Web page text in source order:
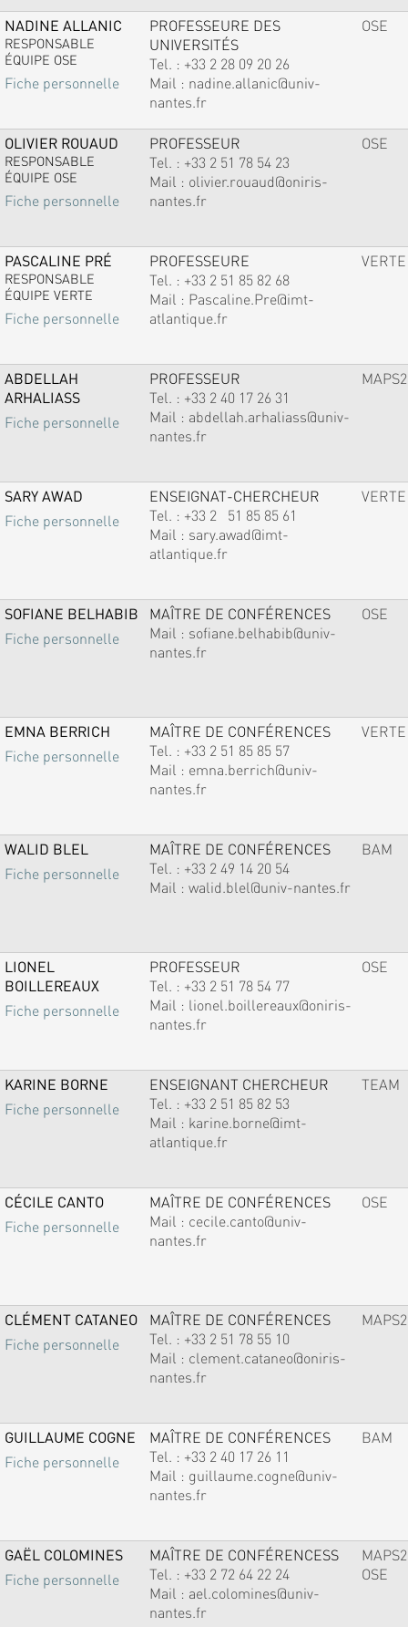
NADINE ALLANIC
RESPONSABLE
ÉQUIPE OSE
Fiche personnelle
PROFESSEURE DES
UNIVERSITÉS
Tel. : +33 2 28 09 20 26
Mail : nadine.allanic@univ-
nantes.fr
OSE
OLIVIER ROUAUD
RESPONSABLE
ÉQUIPE OSE
Fiche personnelle
PROFESSEUR
Tel. : +33 2 51 78 54 23
Mail : olivier.rouaud@oniris-
nantes.fr
OSE
PASCALINE PRÉ
RESPONSABLE
ÉQUIPE VERTE
Fiche personnelle
PROFESSEURE
Tel. : +33 2 51 85 82 68
Mail : Pascaline.Pre@imt-
atlantique.fr
VERTE
ABDELLAH
ARHALIASS
Fiche personnelle
PROFESSEUR
Tel. : +33 2 40 17 26 31
Mail : abdellah.arhaliass@univ-
nantes.fr
MAPS2
SARY AWAD
Fiche personnelle
ENSEIGNAT-CHERCHEUR
Tel. : +33 2 51 85 85 61
Mail : sary.awad@imt-
atlantique.fr
VERTE
SOFIANE BELHABIB
Fiche personnelle
MAÎTRE DE CONFÉRENCES
Mail : sofiane.belhabib@univ-
nantes.fr
OSE
EMNA BERRICH
Fiche personnelle
MAÎTRE DE CONFÉRENCES
Tel. : +33 2 51 85 85 57
Mail : emna.berrich@univ-
nantes.fr
VERTE
WALID BLEL
Fiche personnelle
MAÎTRE DE CONFÉRENCES
Tel. : +33 2 49 14 20 54
Mail : walid.blel@univ-nantes.fr
BAM
LIONEL
BOILLEREAUX
Fiche personnelle
PROFESSEUR
Tel. : +33 2 51 78 54 77
Mail : lionel.boillereaux@oniris-
nantes.fr
OSE
KARINE BORNE
Fiche personnelle
ENSEIGNANT CHERCHEUR
Tel. : +33 2 51 85 82 53
Mail : karine.borne@imt-
atlantique.fr
TEAM
CÉCILE CANTO
Fiche personnelle
MAÎTRE DE CONFÉRENCES
Mail : cecile.canto@univ-
nantes.fr
OSE
CLÉMENT CATANEO
Fiche personnelle
MAÎTRE DE CONFÉRENCES
Tel. : +33 2 51 78 55 10
Mail : clement.cataneo@oniris-
nantes.fr
MAPS2
GUILLAUME COGNE
Fiche personnelle
MAÎTRE DE CONFÉRENCES
Tel. : +33 2 40 17 26 11
Mail : guillaume.cogne@univ-
nantes.fr
BAM
GAËL COLOMINES
Fiche personnelle
MAÎTRE DE CONFÉRENCESS
Tel. : +33 2 72 64 22 24
Mail : ael.colomines@univ-
nantes.fr
MAPS2
OSE